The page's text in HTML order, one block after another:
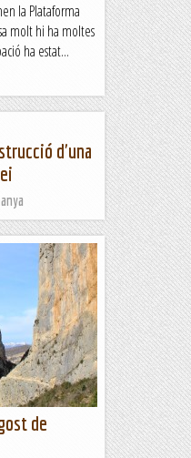
la Plataforma
molt hi ha moltes
ha estat...
d'una
de